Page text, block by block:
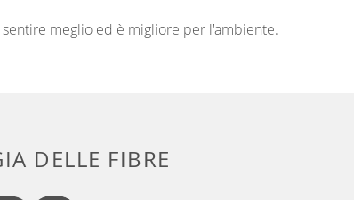
meglio ed è migliore per l'ambiente.
DELLE FIBRE